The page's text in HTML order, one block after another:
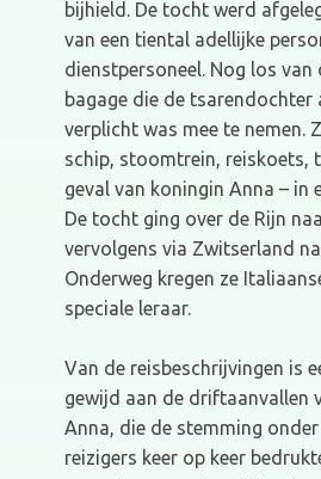
bijhield. De tocht werd
van een tiental adellijke
dienstpersoneel. Nog los van
bagage die de tsarendochter
verplicht was mee te nemen.
schip, stoomtrein, reiskoets,
geval van koningin Anna – in
De tocht ging over de Rijn
vervolgens via Zwitserland
Onderweg kregen ze
speciale leraar.
Van de reisbeschrijvingen is
gewijd aan de driftaanvallen
Anna, die de stemming
reizigers keer op keer